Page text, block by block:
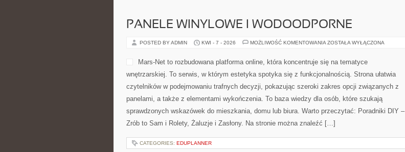
PANELE WINYLOWE I WODOODPORNE
POSTED BY ADMIN KWI - 7 - 2026 MOŻLIWOŚĆ KOMENTOWANIA PANELE
WODOODPORNE
ZOSTAŁA WYŁĄCZONA
Mars-Net to rozbudowana platforma online, która koncentruje się na tematyce
wnętrzarskiej. To serwis, w którym estetyka spotyka się z funkcjonalnością. Strona ułatwia
czytelników w podejmowaniu trafnych decyzji, pokazując szeroki zakres opcji związanych z
panelami, a także z elementami wykończenia. To baza wiedzy dla osób, które szukają
sprawdzonych wskazówek do mieszkania, domu lub biura. Warto przeczytać: Poradniki DIY –
Zrób to Sam i Rolety, Żaluzje i Zasłony. Na stronie można znaleźć […]
CATEGORIES: EDUPLANNER